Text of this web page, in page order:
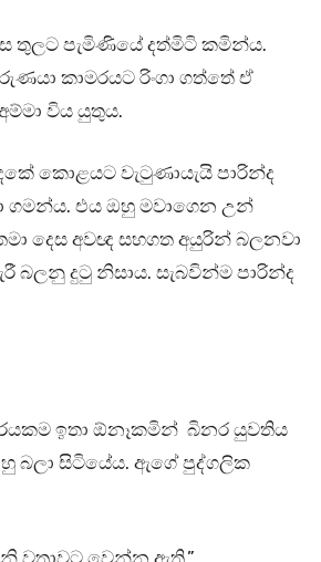
තුලට පැමිණියේ දත්මිටි කමින්ය.
කාමරයට රිංගා ගත්තේ ඒ
විය යුතුය.
කොළයට වැටුණායැයි පාරින්ද
ගමන්ය. එය ඔහු මවාගෙන උන්
දෙස අවඥ සහගත අයුරින් බලනවා
බලනු දුටු නිසාය. සැබවින්ම පාරින්ද
ඉතා ඕනෑකමින් බිනර යුවතිය
බලා සිටියේය. ඇගේ පුද්ගලික